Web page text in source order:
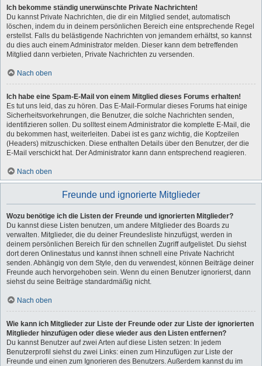
Ich bekomme ständig unerwünschte Private Nachrichten!
Du kannst Private Nachrichten, die dir ein Mitglied sendet, automatisch
löschen, indem du in deinem persönlichen Bereich eine entsprechende Regel
erstellst. Falls du belästigende Nachrichten von jemandem erhältst, so kannst
du dies auch einem Administrator melden. Dieser kann dem betreffenden
Mitglied dann verbieten, Private Nachrichten zu versenden.
Nach oben
Ich habe eine Spam-E-Mail von einem Mitglied dieses Forums erhalten!
Es tut uns leid, das zu hören. Das E-Mail-Formular dieses Forums hat einige
Sicherheitsvorkehrungen, die Benutzer, die solche Nachrichten senden,
identifizieren sollen. Du solltest einem Administrator die komplette E-Mail, die
du bekommen hast, weiterleiten. Dabei ist es ganz wichtig, die Kopfzeilen
(Headers) mitzuschicken. Diese enthalten Details über den Benutzer, der die
E-Mail verschickt hat. Der Administrator kann dann entsprechend reagieren.
Nach oben
Freunde und ignorierte Mitglieder
Wozu benötige ich die Listen der Freunde und ignorierten Mitglieder?
Du kannst diese Listen benutzen, um andere Mitglieder des Boards zu
verwalten. Mitglieder, die du deiner Freundesliste hinzufügst, werden in
deinem persönlichen Bereich für den schnellen Zugriff aufgelistet. Du siehst
dort deren Onlinestatus und kannst ihnen schnell eine Private Nachricht
senden. Abhängig von dem Style, den du verwendest, können Beiträge deiner
Freunde auch hervorgehoben sein. Wenn du einen Benutzer ignorierst, dann
siehst du seine Beiträge standardmäßig nicht.
Nach oben
Wie kann ich Mitglieder zur Liste der Freunde oder zur Liste der ignorierten
Mitglieder hinzufügen oder diese wieder aus den Listen entfernen?
Du kannst Benutzer auf zwei Arten auf diese Listen setzen: In jedem
Benutzerprofil siehst du zwei Links: einen zum Hinzufügen zur Liste der
Freunde und einen zum Ignorieren des Benutzers. Außerdem kannst du im